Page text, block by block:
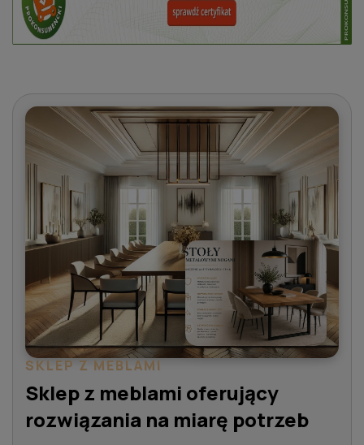
SKLEP Z MEBLAMI
Sklep z meblami oferujący
rozwiązania na miarę potrzeb